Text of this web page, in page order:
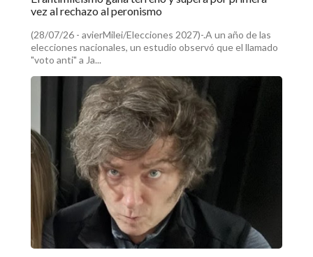
vez al rechazo al peronismo
(28/07/26 - avierMilei/Elecciones 2027)-.A un año de las
elecciones nacionales, un estudio observó que el llamado
"voto anti" a Ja...